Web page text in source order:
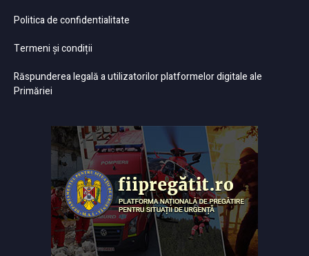
Politica de confidentialitate
Termeni și condiții
Răspunderea legală a utilizatorilor platformelor digitale ale
Primăriei